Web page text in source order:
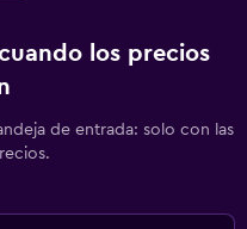
los precios
de entrada: solo con las